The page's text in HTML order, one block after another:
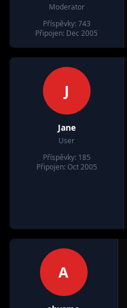
Moderator
Příspěvky: 743
Připojen: Dec 2005
J
Jane
User
Příspěvky: 185
Připojen: Oct 2005
A